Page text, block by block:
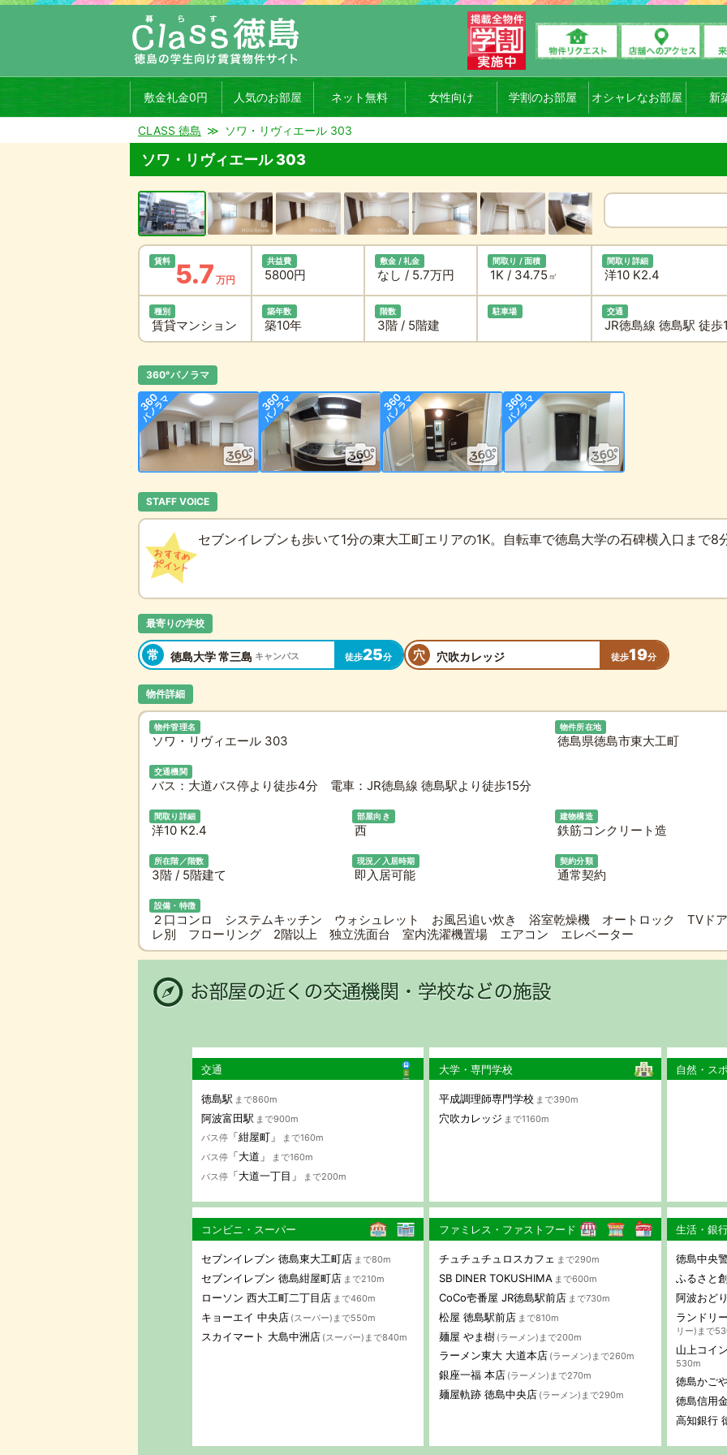
敷金礼金0円 人気のお部屋 ネット無料 女性向け 学割のお部屋 オシャレなお部屋 新
CLASS 徳島 ソワ・リヴィエール 303
ソワ・リヴィエール 303
賃料 5.7 万円
共益費
5800円
敷金 / 礼金
なし / 5.7万円
間取り / 面積
1K / 34.75 ㎡
間取り詳細
洋10 K2.4
種別
賃貸マンション
築年数
築10年
階数
3階 / 5階建
駐車場 交通
JR徳島線 徳島駅 徒歩
360°パノラマ
STAFF VOICE
セブンイレブンも歩いて1分の東大工町エリアの1K。自転車で徳島大学の石碑横入口まで8
最寄りの学校
常 徳島大学 常三島 キャンパス 徒歩25分 穴 穴吹カレッジ 徒歩19分
物件詳細
物件管理名
ソワ・リヴィエール 303
物件所在地
徳島県徳島市東大工町
交通機関
バス：大道バス停より徒歩4分 電車：JR徳島線 徳島駅より徒歩15分
間取り詳細
洋10 K2.4
部屋向き
西
建物構造
鉄筋コンクリート造
所在階／階数
3階 / 5階建て
現況／入居時期
即入居可能
契約分類
通常契約
設備・特徴
２口コンロ システムキッチン ウォシュレット お風呂追い炊き 浴室乾燥機 オートロック TVド
レ別 フローリング 2階以上 独立洗面台 室内洗濯機置場 エアコン エレベーター
交通
徳島駅 まで860m
阿波富田駅 まで900m
バス停 「紺屋町」
まで160m
バス停 「大道」
まで160m
バス停 「大道一丁目」 まで200m
大学・専門学校
平成調理師専門学校 まで390m
穴吹カレッジ まで1160m
自然・ス
コンビニ・スーパー
セブンイレブン 徳島東大工町店 まで80m
セブンイレブン 徳島紺屋町店 まで210m
ローソン 西大工町二丁目店 まで460m
キョーエイ 中央店 (スーパー)まで550m
スカイマート 大島中洲店 (スーパー)まで840m
ファミレス・ファストフード
チュチュチュロスカフェ まで290m
SB DINER TOKUSHIMA まで600m
CoCo壱番屋 JR徳島駅前店 まで730m
松屋 徳島駅前店 まで810m
麺屋 やま樹 (ラーメン)まで200m
ラーメン東大 大道本店 (ラーメン)まで260m
銀座一福 本店 (ラーメン)まで270m
麺屋軌跡 徳島中央店 (ラーメン)まで290m
生活・銀
徳島中央
ふるさと
阿波おど
ランドリ
リー)まで
山上コイ
530m
徳島かご
徳島信用
高知銀行